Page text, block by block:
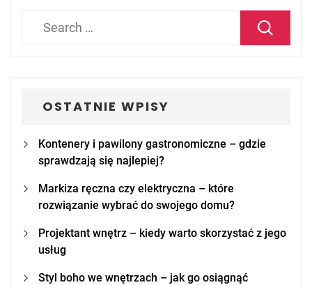
OSTATNIE WPISY
Kontenery i pawilony gastronomiczne – gdzie
sprawdzają się najlepiej?
Markiza ręczna czy elektryczna – które
rozwiązanie wybrać do swojego domu?
Projektant wnętrz – kiedy warto skorzystać z jego
usług
Styl boho we wnętrzach – jak go osiągnąć